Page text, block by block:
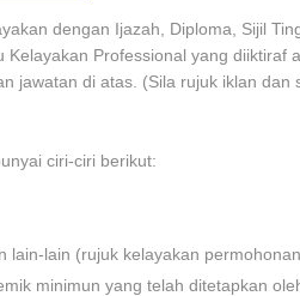
dengan Ijazah, Diploma, Sijil
Kelayakan Professional yang diiktiraf
jawatan di atas. (Sila rujuk iklan dan
ciri-ciri berikut:
lain-lain (rujuk kelayakan
minimun yang telah ditetapkan